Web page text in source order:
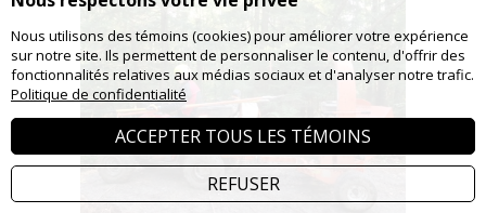
Nous utilisons des témoins (cookies) pour améliorer votre expérience
sur notre site. Ils permettent de personnaliser le contenu, d'offrir des
fonctionnalités relatives aux médias sociaux et d'analyser notre trafic.
Politique de confidentialité
ACCEPTER TOUS LES TÉMOINS
REFUSER